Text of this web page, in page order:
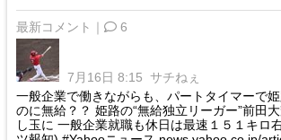
最新コメント｜ 6
7月16日 8:15 サチねぇ
一般企業で働きながらも、パートタイマーで
のに無給？？ 姫路の“無給独立リーガー”前田
し玉に 一般企業就職も休日は最速１５１キロ